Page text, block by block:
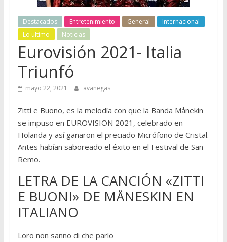
Destacados Entretenimiento General
Internacional
Lo ultimo
Noticias
Eurovisión 2021- Italia
Triunfó
mayo 22, 2021 avanegas
Zitti e Buono, es la melodía con que la Banda Månekin
se impuso en EUROVISION 2021, celebrado en
Holanda y así ganaron el preciado Micrófono de Cristal.
Antes habían saboreado el éxito en el Festival de San
Remo.
LETRA DE LA CANCIÓN «ZITTI
E BUONI» DE MÅNESKIN EN
ITALIANO
Loro non sanno di che parlo